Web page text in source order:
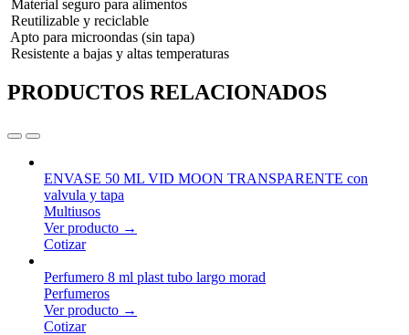
Material seguro para alimentos
Reutilizable y reciclable
Apto para microondas (sin tapa)
Resistente a bajas y altas temperaturas
PRODUCTOS RELACIONADOS
ENVASE 50 ML VID MOON TRANSPARENTE con
valvula y tapa
Multiusos
Ver producto →
Cotizar
Perfumero 8 ml plast tubo largo morad
Perfumeros
Ver producto →
Cotizar